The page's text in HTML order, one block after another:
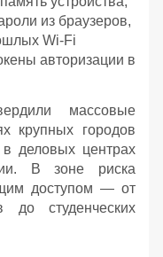
из браузеров,
Wi-Fi
авторизации в
массовые
крупных городов
деловых центрах
В зоне риска
доступом — от
до студенческих